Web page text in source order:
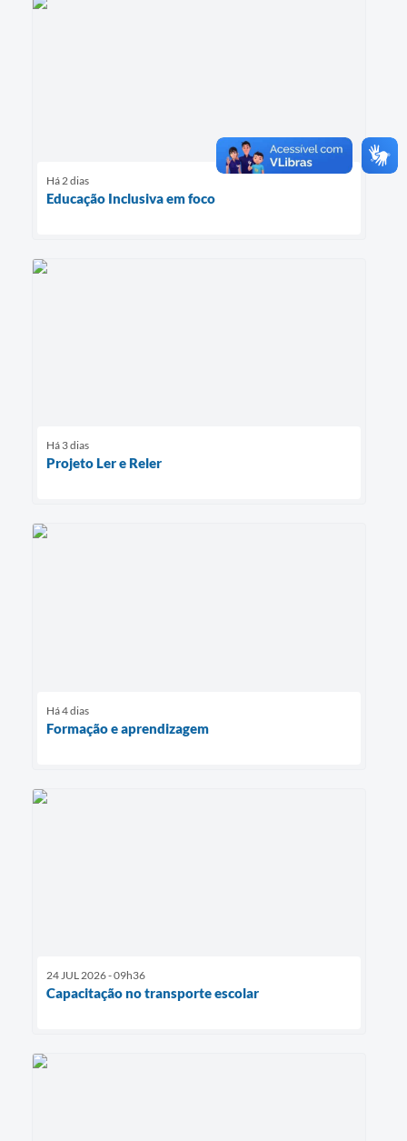
Há 2 dias
Educação Inclusiva em foco
Há 3 dias
Projeto Ler e Reler
Há 4 dias
Formação e aprendizagem
24 JUL 2026 - 09h36
Capacitação no transporte escolar